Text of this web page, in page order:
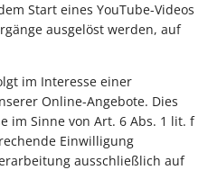
Start eines YouTube-Videos
ausgelöst werden, auf
im Interesse einer
Online-Angebote. Dies
im Sinne von Art. 6 Abs. 1 lit. f
Einwilligung
ausschließlich auf